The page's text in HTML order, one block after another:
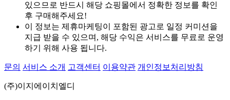
있으므로 반드시 해당 쇼핑몰에서 정확한 정보를 확인
후 구매해주세요!
이 정보는 제휴마케팅이 포함된 광고로 일정 커미션을
지급 받을 수 있으며, 해당 수익은 서비스를 무료로 운영
하기 위해 사용 됩니다.
문의 서비스 소개 고객센터 이용약관 개인정보처리방침
(주)이지에이치엘디